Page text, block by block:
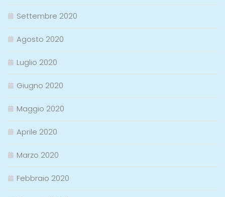
Settembre 2020
Agosto 2020
Luglio 2020
Giugno 2020
Maggio 2020
Aprile 2020
Marzo 2020
Febbraio 2020